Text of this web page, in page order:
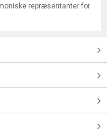
repræsentanter for